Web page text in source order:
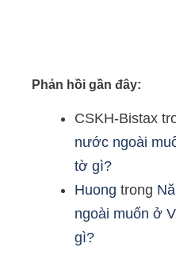
Phản hồi gần đây:
CSKH-Bistax
nước ngoài
tờ gì?
Huong trong
ngoài muốn ở
gì?